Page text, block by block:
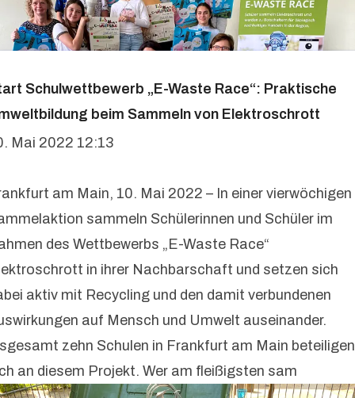
Schulwettbewerb „E-Waste Race“: Praktische
beim Sammeln von Elektroschrott
Mai 2022 12:13
am Main, 10. Mai 2022 – In einer vierwöchi­gen
sammeln Schülerinnen und Schüler im
des Wettbewerbs „E-Waste Race“
in ihrer Nachbar­schaft und setzen sich
aktiv mit Recycling und den damit verbundenen
auf Mensch und Umwelt auseinander.
zehn Schulen in Frankfurt am Main beteiligen
an diesem Projekt. Wer am fleißigsten sam